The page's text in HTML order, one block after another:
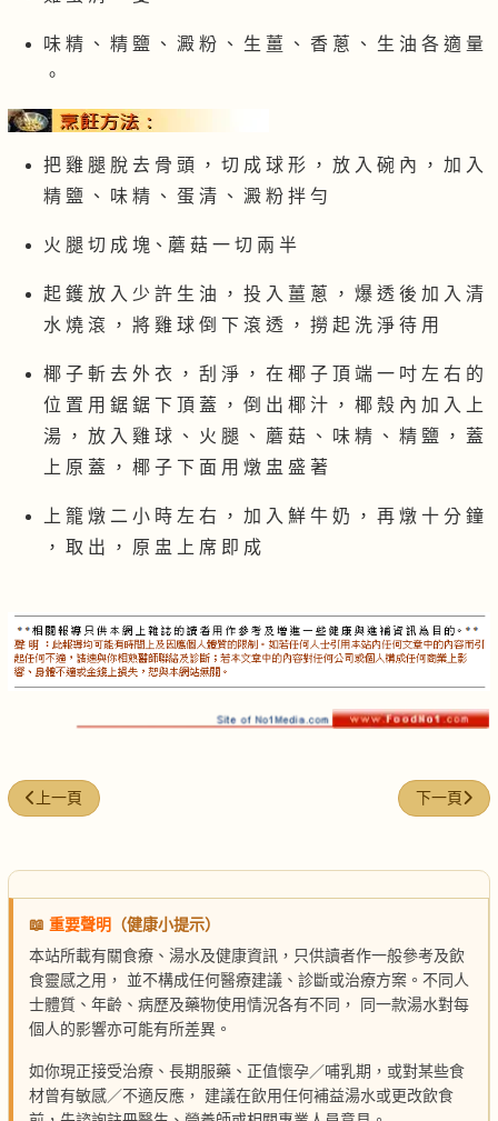
味 精 、 精 鹽 、 澱 粉 、 生 薑 、 香 蔥 、 生 油 各 適 量
。
把 雞 腿 脫 去 骨 頭 ， 切 成 球 形 ， 放 入 碗 內 ， 加 入
精 鹽 、 味 精 、 蛋 清 、 澱 粉 拌 勻
火 腿 切 成 塊、蘑 菇 一 切 兩 半
起 鑊 放 入 少 許 生 油 ， 投 入 薑 蔥 ， 爆 透 後 加 入 清
水 燒 滾 ， 將 雞 球 倒 下 滾 透 ， 撈 起 洗 淨 待 用
椰 子 斬 去 外 衣 ， 刮 淨 ， 在 椰 子 頂 端 一 吋 左 右 的
位 置 用 鋸 鋸 下 頂 蓋 ， 倒 出 椰 汁 ， 椰 殼 內 加 入 上
湯 ， 放 入 雞 球 、 火 腿 、 蘑 菇 、 味 精 、 精 鹽 ， 蓋
上 原 蓋 ， 椰 子 下 面 用 燉 盅 盛 著
上 籠 燉 二 小 時 左 右 ， 加 入 鮮 牛 奶 ， 再 燉 十 分 鐘
， 取 出 ， 原 盅 上 席 即 成
上一篇文章: 白酒燉烏腳雞
上一頁 下一篇文章
下一頁
📖 重要聲明
（健康小提示）
本站所載有關食療、湯水及健康資訊，只供讀者作一般參考及飲
食靈感之用， 並不構成任何醫療建議、診斷或治療方案。不同人
士體質、年齡、病歷及藥物使用情況各有不同， 同一款湯水對每
個人的影響亦可能有所差異。
如你現正接受治療、長期服藥、正值懷孕／哺乳期，或對某些食
材曾有敏感／不適反應， 建議在飲用任何補益湯水或更改飲食